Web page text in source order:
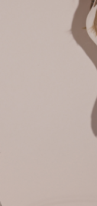
atau pembayaran
Syarikat, dan pelanggan
perjanjian menggunakan
Untuk memenuhi
penggunaan OP Pay
anda (termasuk nama,
tujuan pengumpulan,
diperlukan untuk
pengesahan semula dan
Untuk terma
https://oppay.tw/userRule
【Panduan
1. Perkhidmatan ini
mudah alih boleh
(Hanya untuk nombor
Ketiga, Syarat
Perkhidmatan AFTEE
Taiwan, Inc. dan AFTEE
akan menggunakan
pembeli, no. telefon,
penggunaan
Data Peribadi,
(https://aftee.tw/
Jumlah yang diperakui
kelulusan boleh
pembayaran dalam
20% setahun akan
mendapatkan
Sila hubungi NP Taiwan
mempunyai sebarang
penggunaan pada data
NT$2,500 atau lebih